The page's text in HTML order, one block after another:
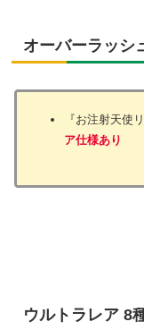
オーバーラッシ
『お注射天使
ア仕様あり
ウルトラレア 8